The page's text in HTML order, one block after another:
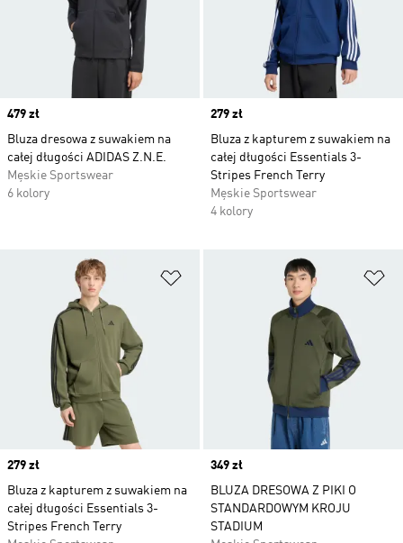
Price
479 zł
Bluza dresowa z suwakiem na
całej długości ADIDAS Z.N.E.
Męskie Sportswear
6 kolory
Price
279 zł
Bluza z kapturem z suwakiem na
całej długości Essentials 3-
Stripes French Terry
Męskie Sportswear
4 kolory
Dodaj do listy życzeń
Price
279 zł
Bluza z kapturem z suwakiem na
całej długości Essentials 3-
Stripes French Terry
Price
349 zł
BLUZA DRESOWA Z PIKI O
STANDARDOWYM KROJU
STADIUM